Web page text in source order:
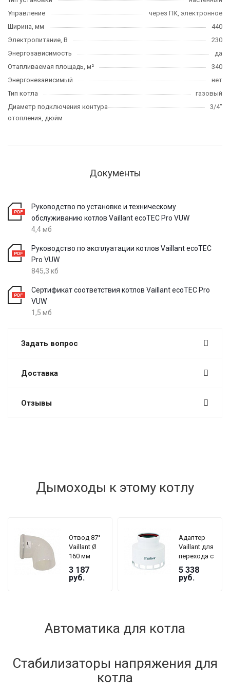
Управление
через ПК, электронное
Ширина, мм
440
Электропитание, В
230
Энергозависимость
да
Отапливаемая площадь, м²
340
Энергонезависимый
нет
Тип котла
газовый
Диаметр подключения контура
отопления, дюйм
3/4"
Документы
Руководство по установке и техническому
обслуживанию котлов Vaillant ecoTEC Pro VUW
4,4 мб
Руководство по эксплуатации котлов Vaillant ecoTEC
Pro VUW
845,3 кб
Сертификат соответствия котлов Vaillant ecoTEC Pro
VUW
1,5 мб
Задать вопрос
Доставка
Отзывы
Дымоходы к этому котлу
Отвод 87°
Vaillant Ø
160 мм
3 187
руб.
Адаптер
Vaillant для
перехода с
Ø 60 на Ø 80
5 338
руб.
Автоматика для котла
Стабилизаторы напряжения для
котла